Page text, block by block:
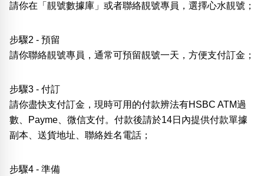
請你在「靚號數據庫」或者聯絡靚號專員，選擇心水靚號；
步驟2 - 預留
請你聯絡靚號專員，通常可預留靚號一天，方便支付訂金；
步驟3 - 付訂
請你盡快支付訂金，現時可用的付款辨法有HSBC ATM過
數、Payme、微信支付。付款後請於14日內提供付款單據
副本、送貨地址、聯絡姓名電話；
步驟4 - 準備